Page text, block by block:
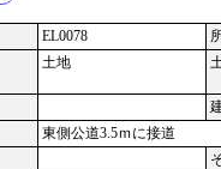
EL0078
土地
東側公道3.5ｍに接道